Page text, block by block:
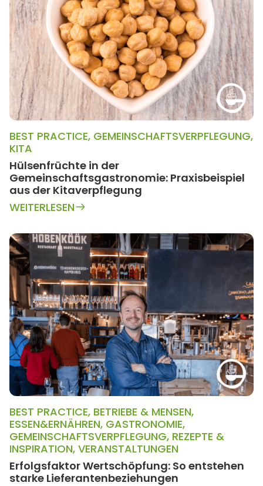
BEST PRACTICE, GEMEINSCHAFTSVERPFLEGUNG,
KITA
Hülsenfrüchte in der
Gemeinschaftsgastronomie: Praxisbeispiel
aus der Kitaverpflegung
WEITERLESEN
BEST PRACTICE, BETRIEBE & MENSEN,
ESSEN&ERNÄHREN, GASTRONOMIE,
GEMEINSCHAFTSVERPFLEGUNG, REZEPTE &
INSPIRATION, VERANSTALTUNGEN
Erfolgsfaktor Wertschöpfung: So entstehen
starke Lieferantenbeziehungen